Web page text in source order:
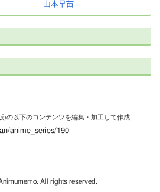
山本早苗
)の以下のコンテンツを編集・加工して作成
anime_series/190
All rights reserved.